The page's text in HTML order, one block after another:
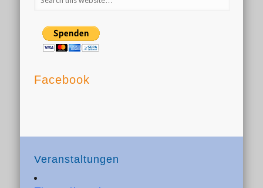
Facebook
Veranstaltungen